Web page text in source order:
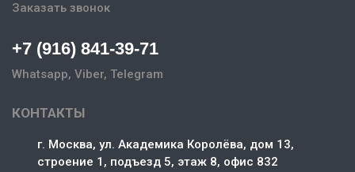
Заказать звонок
+7 (916) 841-39-71
Whatsapp, Viber, Telegram
КОНТАКТЫ
г. Москва, ул. Академика Королёва, дом 13,
строение 1, подъезд 5, этаж 8, офис 832